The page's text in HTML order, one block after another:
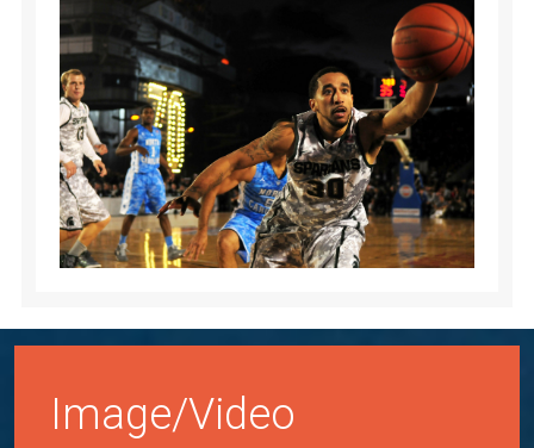
Image/Video